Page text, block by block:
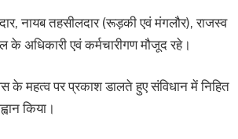
नायब तहसीलदार (रूड़की एवं मंगलौर), राजस्व
के अधिकारी एवं कर्मचारीगण मौजूद रहे।
महत्व पर प्रकाश डालते हुए संविधान में निहित
किया।